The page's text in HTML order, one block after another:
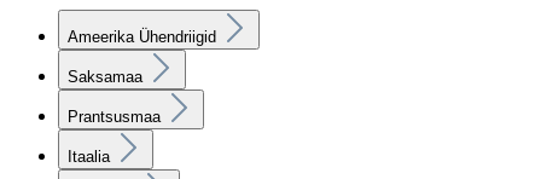
Ameerika Ühendriigid
Saksamaa
Prantsusmaa
Itaalia